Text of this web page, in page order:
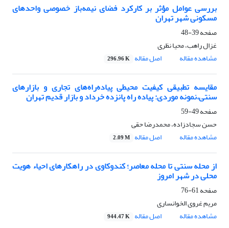
بررسی عوامل مؤثر بر کارکرد فضای نیمه‌باز خصوصی واحدهای
مسکونی شهر تهران
صفحه39-48
غزال راهب، محیا نظری
مشاهده مقاله
اصل مقاله 296.96 K
مقایسه تطبیقی کیفیت محیطی پیاده‌راه‌های تجاری و بازارهای
سنتی،نمونه موردی: پیاده راه پانزده خرداد و بازار قدیم تهران
صفحه49-59
حسن سجادزاده، محمدرضا حقی
مشاهده مقاله
اصل مقاله 2.09 M
از محله سنتی تا محله معاصر؛ کندوکاوی در راهکارهای احیاء هویت
محلی در شهر امروز
صفحه61-76
مریم غروی الخوانساری
مشاهده مقاله
اصل مقاله 944.47 K